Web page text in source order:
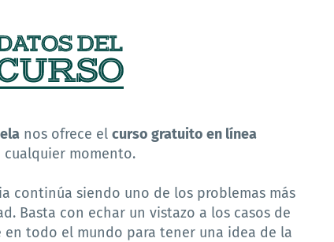
nos ofrece el curso gratuito en línea
cualquier momento.
continúa siendo uno de los problemas más
Basta con echar un vistazo a los casos de
todo el mundo para tener una idea de la